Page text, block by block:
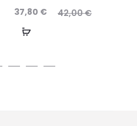
42,00€
37,80 €